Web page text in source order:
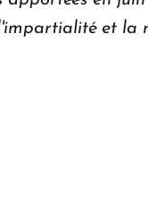
et la